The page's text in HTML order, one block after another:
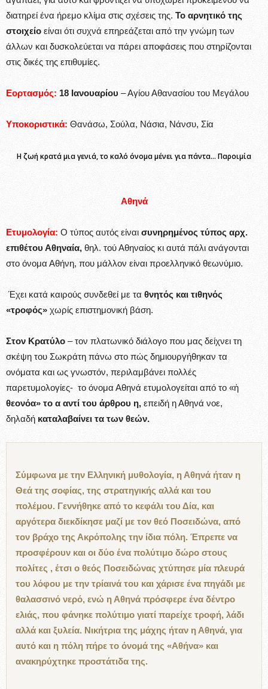
διατηρεί ένα ήρεμο κλίμα στις σχέσεις της. Το αρνητικό της
στοιχείο είναι ότι συχνά επηρεάζεται από την γνώμη των
άλλων και δυσκολεύεται να πάρει αποφάσεις που στηρίζονται
στις δικές της επιθυμίες.
Εορτασμός: 18 Ιανουαρίου – Αγίου Αθανασίου του Μεγάλου
Υποκοριστικά: Θανάσω, Σούλα, Νάσια, Νάνσυ, Σία
Η ζωή κρατά μια γενιά, το καλό όνομα μένει για πάντα… Παροιμία
Αθηνά
Ετυμολογία: Ο τύπος αυτός είναι συνηρημένος τύπος αρχ.
επιθέτου Αθηναία, θηλ. τού Αθηναίος κι αυτά πάλι ανάγονται
στο όνομα Αθήνη, που μάλλον είναι προελληνικό θεωνύμιο.
Έχει κατά καιρούς συνδεθεί με τα θνητός και τιθηνός
«τροφός» χωρίς επιστημονική βάση.
Στον Κρατύλο – τον πλατωνικό διάλογο που μας δείχνει τη
σκέψη του Σωκράτη πάνω στο πώς δημιουργήθηκαν τα
ονόματα και ως γνωστόν, περιλαμβάνει πολλές
παρετυμολογίες- το όνομα Αθηνά ετυμολογείται από το «ἡ
θεονόα» το α αντί του άρθρου η, επειδή η Αθηνά νοε,
δηλαδή καταλαβαίνει τα των θεών.
Σύμφωνα με την Ελληνική μυθολογία, η Αθηνά ήταν η
Θεά της σοφίας, της στρατηγικής αλλά και του
πολέμου. Γεννήθηκε από το κεφάλι του Δία, και
αργότερα διεκδίκησε μαζί με τον θεό Ποσειδώνα, από
τον βράχο της Ακρόπολης την ίδια πόλη. Έπρεπε να
προσφέρουν και οι δύο ένα πολύτιμο δώρο στους
πολίτες , έτσι ο θεός Ποσειδώνας χτύπησε μία πλευρά
του λόφου με την τρίαινά του και χάρισε ένα πηγάδι με
θαλασσινό νερό, ενώ η Αθηνά πρόσφερε ένα δέντρο
ελιάς, που φάνηκε πολύτιμο γιατί παρείχε τροφή, λάδι
αλλά και ξυλεία. Νικήτρια της μάχης ήταν η Αθηνά, για
αυτό και η πόλη πήρε το όνομά της «Αθήνα» και
ανακηρύχτηκε προστάτιδα της.